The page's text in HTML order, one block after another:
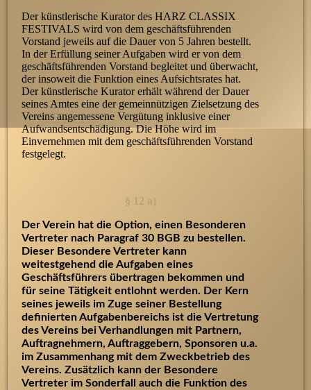
Der künstlerische Kurator des HARZ CLASSIX
FESTIVALS wird von dem geschäftsführenden
Vorstand jeweils auf die Dauer von 5 Jahren bestellt.
In der Erfüllung seiner Aufgaben wird er von dem
geschäftsführenden Vorstand begleitet und überwacht,
der insoweit die Funktion eines Aufsichtsrates hat.
Der künstlerische Kurator erhält während der Dauer
seines Amtes eine der gemeinnützigen Zielsetzung des
Vereins angemessene Vergütung inklusive einer
Aufwandsentschädigung. Die Höhe wird im
Einvernehmen mit dem geschäftsführenden Vorstand
festgelegt.
§ 12 a)
Der Verein hat die Option, einen Besonderen
Vertreter nach Paragraf 30 BGB zu bestellen.
Dieser Besondere Vertreter kann
weitestgehend die Aufgaben eines
Geschäftsführers übertragen bekommen und
für seine Tätigkeit entlohnt werden. Der Kern
seines jeweils im Zuge seiner Bestellung
definierten Aufgabenbereichs ist die Vertretung
des Vereins bei Verhandlungen mit Partnern,
Auftragnehmern, Auftraggebern, Sponsoren u.a.
im Zusammenhang mit dem Zweckbetrieb des
Vereins. Zusätzlich kann der Besondere
Vertreter im Sonderfall auch die Funktion des